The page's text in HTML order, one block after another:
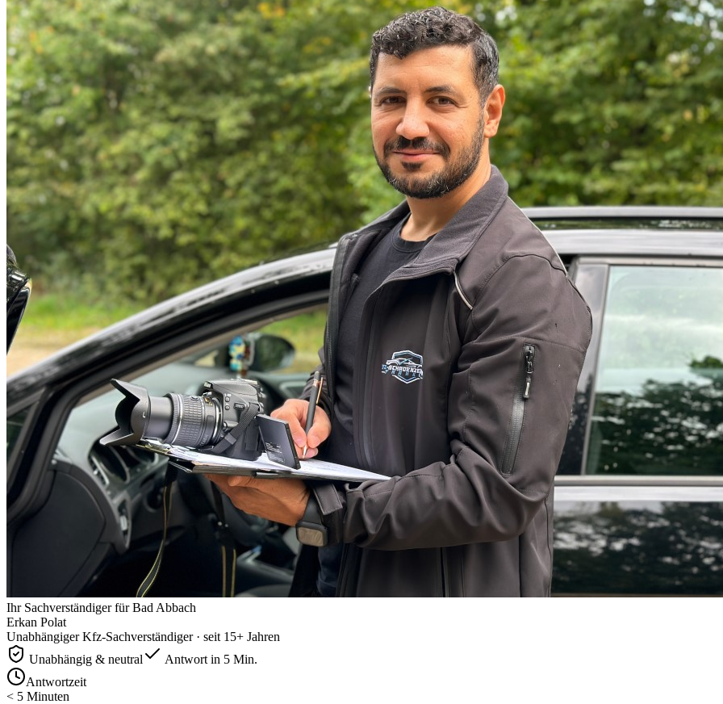
Ihr Sachverständiger fürBad Abbach
Erkan Polat
Unabhängiger Kfz-Sachverständiger · seit 15+ Jahren
Unabhängig & neutral
Antwort in 5 Min.
Antwortzeit
< 5 Minuten